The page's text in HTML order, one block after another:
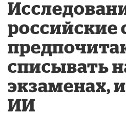
российские
списывать
экзаменах,
ИИ